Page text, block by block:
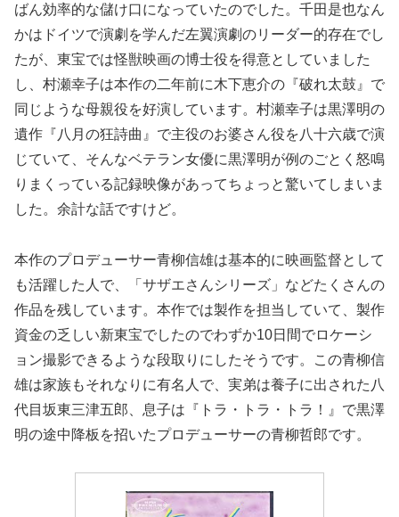
ばん効率的な儲け口になっていたのでした。千田是也なん
かはドイツで演劇を学んだ左翼演劇のリーダー的存在でし
たが、東宝では怪獣映画の博士役を得意としていました
し、村瀬幸子は本作の二年前に木下恵介の『破れ太鼓』で
同じような母親役を好演しています。村瀬幸子は黒澤明の
遺作『八月の狂詩曲』で主役のお婆さん役を八十六歳で演
じていて、そんなベテラン女優に黒澤明が例のごとく怒鳴
りまくっている記録映像があってちょっと驚いてしまいま
した。余計な話ですけど。
本作のプロデューサー青柳信雄は基本的に映画監督として
も活躍した人で、「サザエさんシリーズ」などたくさんの
作品を残しています。本作では製作を担当していて、製作
資金の乏しい新東宝でしたのでわずか10日間でロケーシ
ョン撮影できるような段取りにしたそうです。この青柳信
雄は家族もそれなりに有名人で、実弟は養子に出された八
代目坂東三津五郎、息子は『トラ・トラ・トラ！』で黒澤
明の途中降板を招いたプロデューサーの青柳哲郎です。